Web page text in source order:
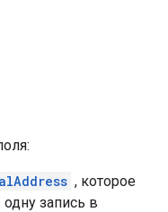
, которое
запись в